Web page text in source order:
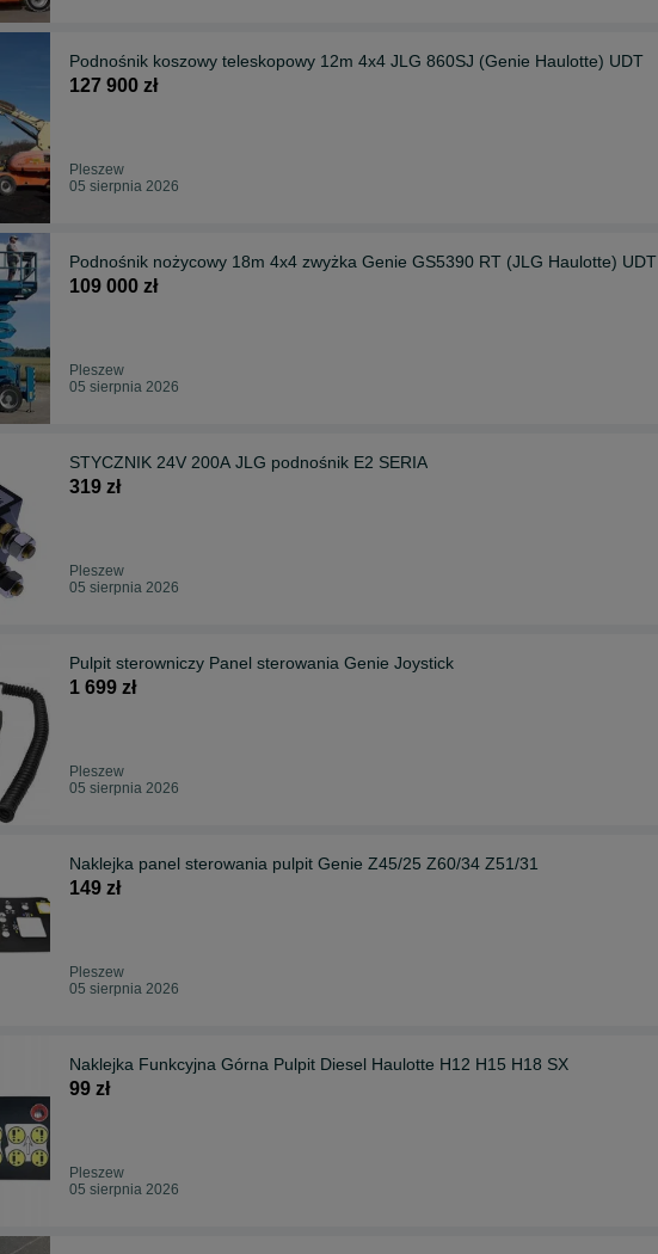
Podnośnik koszowy teleskopowy 12m 4x4 JLG 860SJ (Genie Haulotte) UDT
127 900 zł
Pleszew
05 sierpnia 2026
Podnośnik nożycowy 18m 4x4 zwyżka Genie GS5390 RT (JLG Haulotte) UDT
109 000 zł
Pleszew
05 sierpnia 2026
STYCZNIK 24V 200A JLG podnośnik E2 SERIA
319 zł
Pleszew
05 sierpnia 2026
Pulpit sterowniczy Panel sterowania Genie Joystick
1 699 zł
Pleszew
05 sierpnia 2026
Naklejka panel sterowania pulpit Genie Z45/25 Z60/34 Z51/31
149 zł
Pleszew
05 sierpnia 2026
Naklejka Funkcyjna Górna Pulpit Diesel Haulotte H12 H15 H18 SX
99 zł
Pleszew
05 sierpnia 2026